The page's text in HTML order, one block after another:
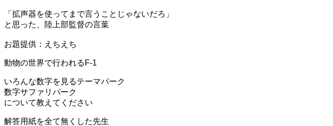
「拡声器を使ってまで言うことじゃないだろ」
と思った、陸上部監督の言葉
お題提供：えちえち
動物の世界で行われるF-1
いろんな数字を見るテーマパーク
数字サファリパーク
について教えてください
解答用紙を全て無くした先生